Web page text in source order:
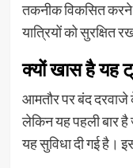
तकनीक विकसित करने
यात्रियों को सुरक्षित
क्यों खास है यह
आमतौर पर बंद दरवाजे
लेकिन यह पहली बार है
यह सुविधा दी गई है।